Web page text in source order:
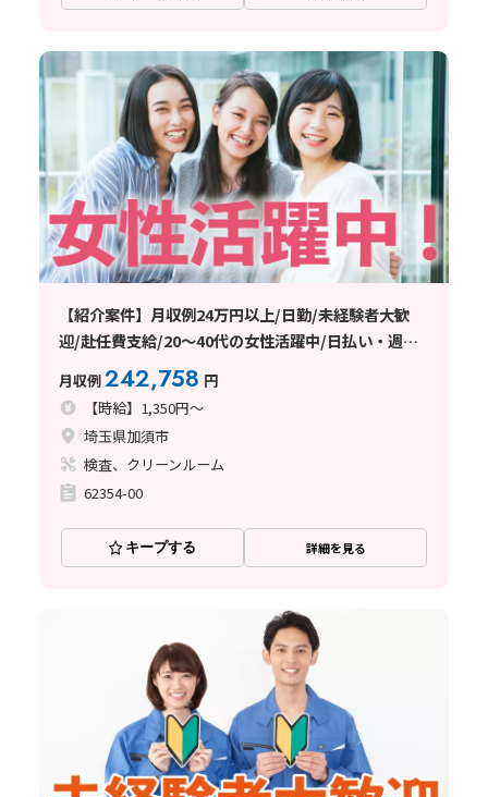
【紹介案件】月収例24万円以上/日勤/未経験者大歓
迎/赴任費支給/20～40代の女性活躍中/日払い・週払
い制度あり
月収例242,758 円
【時給】1,350円～
埼玉県加須市
検査、クリーンルーム
62354-00
キープする 詳細を見る